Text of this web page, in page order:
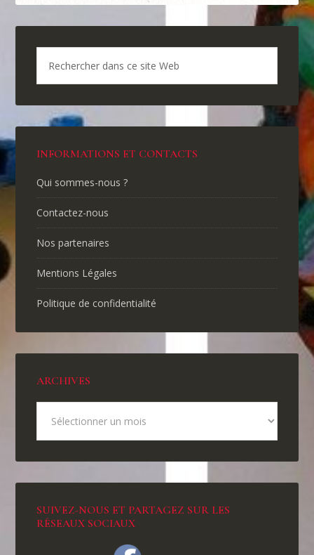
INFORMATIONS ET CONTACTS
Qui sommes-nous ?
Contactez-nous
Nos partenaires
Mentions Légales
Politique de confidentialité
ARCHIVES
SUIVEZ-NOUS ET PARTAGEZ SUR LES
RÉSEAUX SOCIAUX